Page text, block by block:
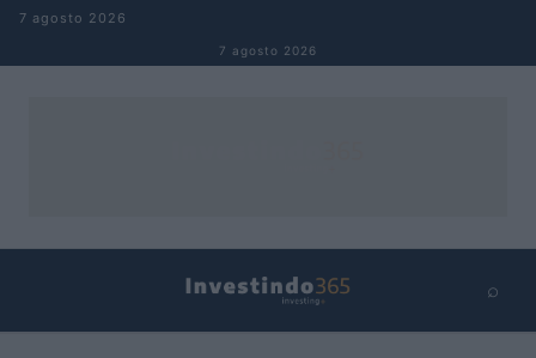
Pular para o conteúdo
7 agosto 2026
7 agosto 2026
⌕